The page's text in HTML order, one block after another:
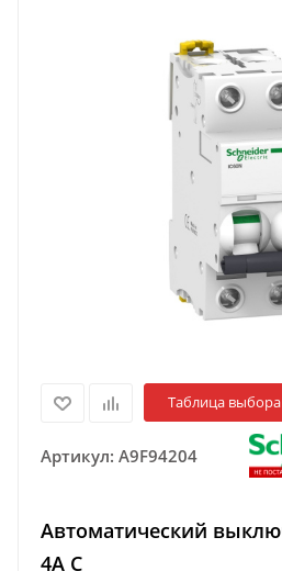
Таблица выбора
Артикул: A9F94204
Автоматический
4A C